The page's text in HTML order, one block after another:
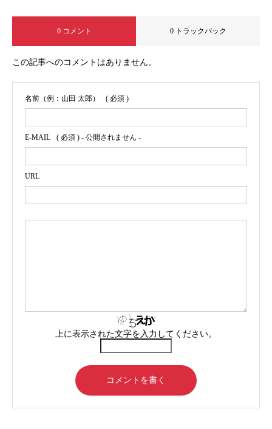
0 コメント 0 トラックバック
この記事へのコメントはありません。
名前（例：山田 太郎） ( 必須 )
E-MAIL ( 必須 ) - 公開されません -
URL
上に表示された文字を入力してください。